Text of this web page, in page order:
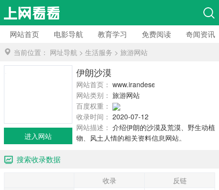
网站首页 电影导航 教育学习 免费阅读 奇闻资讯
当前位置： 网址导航 > 生活服务 > 旅游网站
伊朗沙漠
网站首页： www.irandeserts.com
网站类别： 旅游网站
百度权重：
收录时间： 2020-07-12
网站描述： 介绍伊朗的沙漠及荒漠、野生动植
物、风土人情的相关资料信息网站。
进入网站
搜索收录数据
收录
反链